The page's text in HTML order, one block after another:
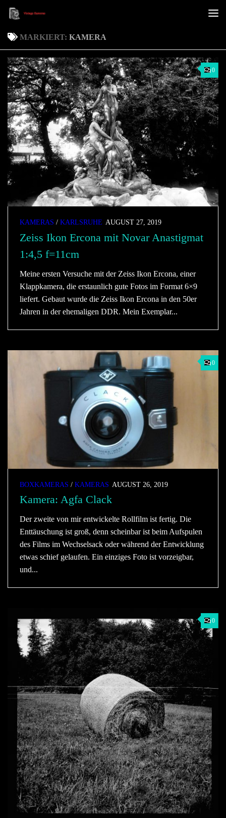
Unter dem Inhalt
MARKIERT: KAMERA
0
KAMERAS / KARLSRUHE AUGUST 27, 2019
Zeiss Ikon Ercona mit Novar Anastigmat
1:4,5 f=11cm
Meine ersten Versuche mit der Zeiss Ikon Ercona, einer
Klappkamera, die erstaunlich gute Fotos im Format 6×9
liefert. Gebaut wurde die Zeiss Ikon Ercona in den 50er
Jahren in der ehemaligen DDR. Mein Exemplar...
0
BOXKAMERAS / KAMERAS AUGUST 26, 2019
Kamera: Agfa Clack
Der zweite von mir entwickelte Rollfilm ist fertig. Die
Enttäuschung ist groß, denn scheinbar ist beim Aufspulen
des Films im Wechselsack oder während der Entwicklung
etwas schief gelaufen. Ein einziges Foto ist vorzeigbar,
und...
0